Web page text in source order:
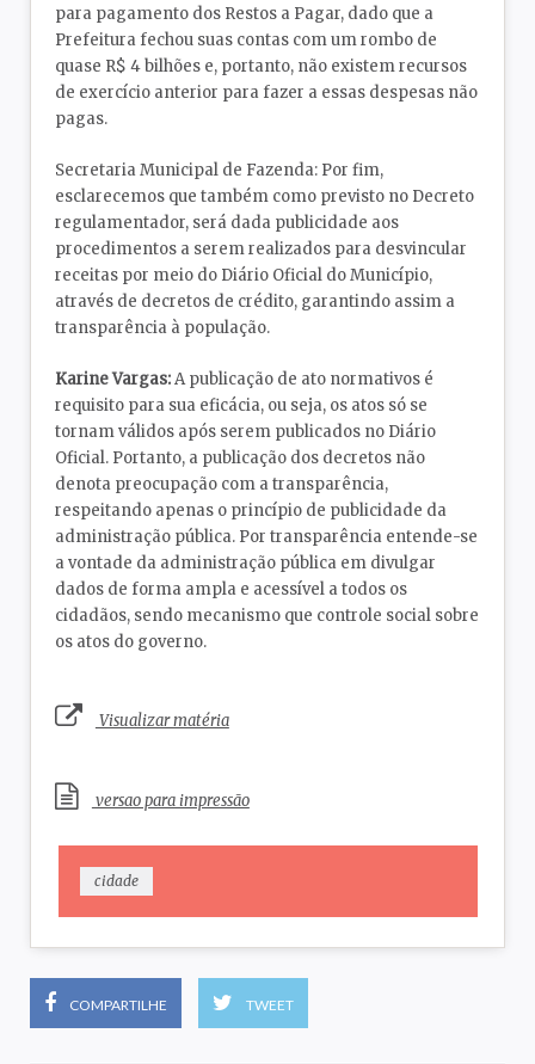
para pagamento dos Restos a Pagar, dado que a
Prefeitura fechou suas contas com um rombo de
quase R$ 4 bilhões e, portanto, não existem recursos
de exercício anterior para fazer a essas despesas não
pagas.
Secretaria Municipal de Fazenda: Por fim,
esclarecemos que também como previsto no Decreto
regulamentador, será dada publicidade aos
procedimentos a serem realizados para desvincular
receitas por meio do Diário Oficial do Município,
através de decretos de crédito, garantindo assim a
transparência à população.
Karine Vargas:A publicação de ato normativos é
requisito para sua eficácia, ou seja, os atos só se
tornam válidos após serem publicados no Diário
Oficial. Portanto, a publicação dos decretos não
denota preocupação com a transparência,
respeitando apenas o princípio de publicidade da
administração pública. Por transparência entende-se
a vontade da administração pública em divulgar
dados de forma ampla e acessível a todos os
cidadãos, sendo mecanismo que controle social sobre
os atos do governo.
Visualizar matéria
versao para impressão
cidade
COMPARTILHE TWEET